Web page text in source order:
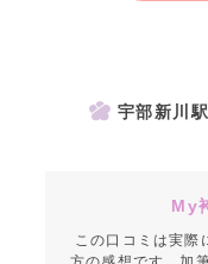
宇部新川
My
この口コミは実際